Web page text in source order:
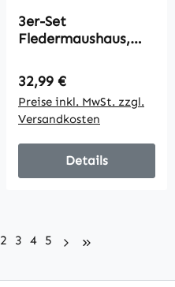
3er-Set
Fledermaushaus,
zu 3 Fledermäuse
pro Haus,
behandeltes
Tannenholz, Natur +
Schwarz
Regulärer Preis:
32,99 €
Preise inkl. MwSt. zzgl.
Versandkosten
Details
Seite
2 Seite
3 Seite
4 Seite
5